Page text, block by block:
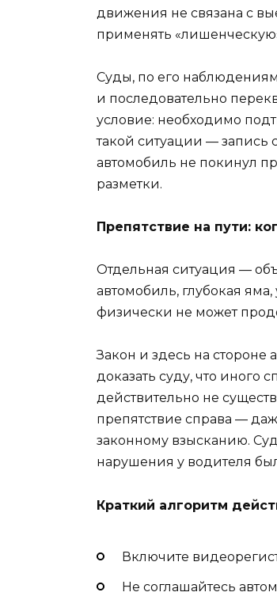
движения не связана с
применять
Суды, по его
и последовательно
условие: необходимо
такой ситуации — запись
автомобиль не покинул
разметки.
Препятствие на пути:
Отдельная ситуация —
автомобиль, глубокая
физически не может
Закон и здесь на стороне
доказать суду, что
действительно не
препятствие справа —
законному взысканию.
нарушения у водителя
Краткий алгоритм
Включите
Не соглашайтесь